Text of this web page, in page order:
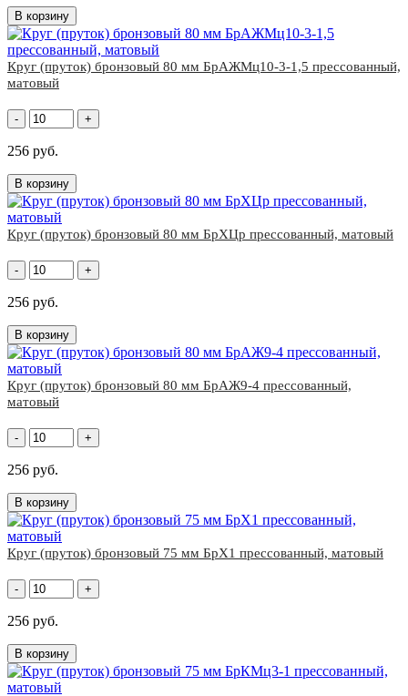
В корзину
Круг (пруток) бронзовый 80 мм БрАЖМц10-3-1,5 прессованный,
матовый
- +
256 руб.
В корзину
Круг (пруток) бронзовый 80 мм БрХЦр прессованный, матовый
- +
256 руб.
В корзину
Круг (пруток) бронзовый 80 мм БрАЖ9-4 прессованный,
матовый
- +
256 руб.
В корзину
Круг (пруток) бронзовый 75 мм БрХ1 прессованный, матовый
- +
256 руб.
В корзину